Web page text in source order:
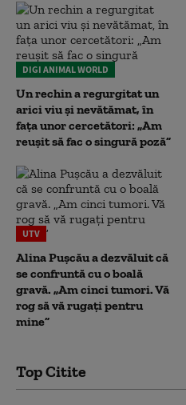
DIGI ANIMAL WORLD
Un rechin a regurgitat un
arici viu și nevătămat, în
fața unor cercetători: „Am
reușit să fac o singură poză”
UTV
Alina Pușcău a dezvăluit că
se confruntă cu o boală
gravă. „Am cinci tumori. Vă
rog să vă rugați pentru
mine”
Top Citite